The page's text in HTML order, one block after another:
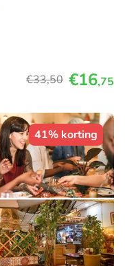
€33,50 €16,75
41% korting